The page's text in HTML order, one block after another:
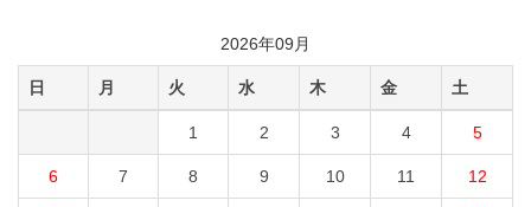
2026年09月
日 月 火 水 木 金 土
1 2 3 4 5
6 7 8 9 10 11 12